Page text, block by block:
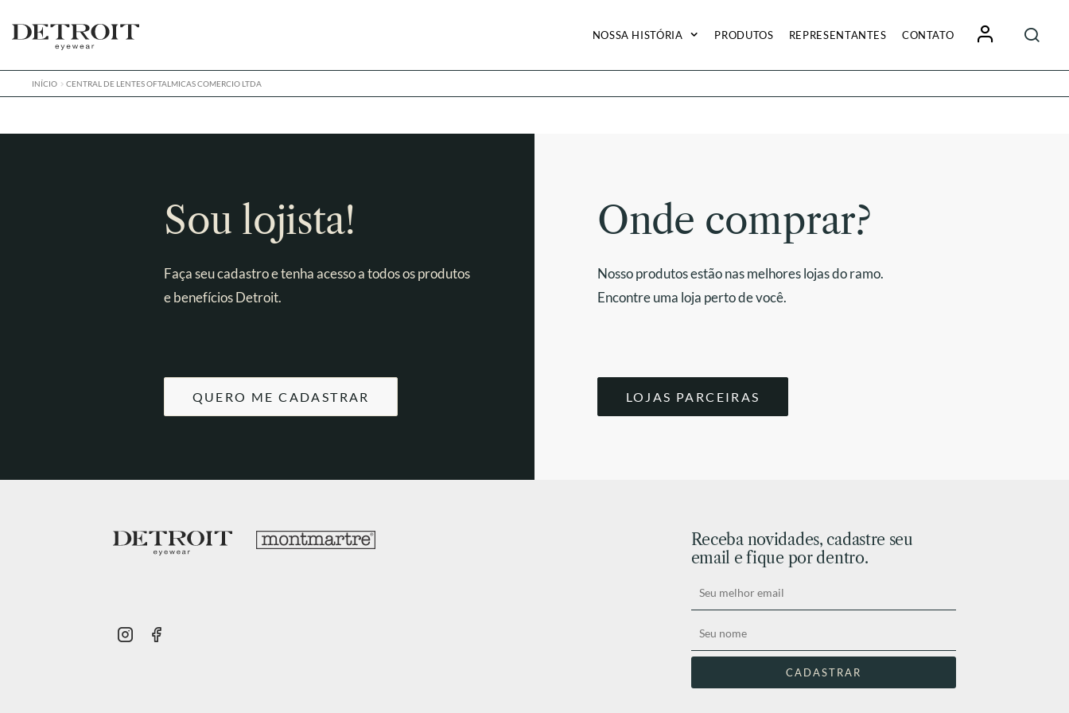
navegação
o
conteúdo
NOSSA HISTÓRIA PRODUTOS REPRESENTANTES CONTATO
por:
INÍCIO CENTRAL DE LENTES OFTALMICAS COMERCIO LTDA
Sou lojista!
Faça seu cadastro e tenha acesso a todos os produtos
e benefícios Detroit.
QUERO ME CADASTRAR
Onde comprar?
Nosso produtos estão nas melhores lojas do ramo.
Encontre uma loja perto de você.
LOJAS PARCEIRAS
Receba novidades, cadastre seu
email e fique por dentro.